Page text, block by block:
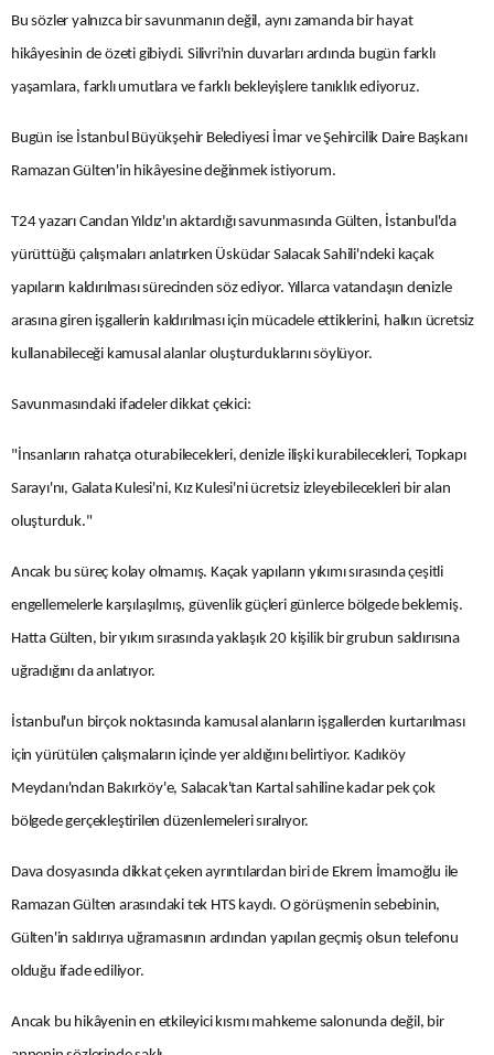
Bu sözler yalnızca bir savunmanın değil, aynı zamanda bir hayat
hikâyesinin de özeti gibiydi. Silivri'nin duvarları ardında bugün farklı
yaşamlara, farklı umutlara ve farklı bekleyişlere tanıklık ediyoruz.
Bugün ise İstanbul Büyükşehir Belediyesi İmar ve Şehircilik Daire Başkanı
Ramazan Gülten'in hikâyesine değinmek istiyorum.
T24 yazarı Candan Yıldız'ın aktardığı savunmasında Gülten, İstanbul'da
yürüttüğü çalışmaları anlatırken Üsküdar Salacak Sahili'ndeki kaçak
yapıların kaldırılması sürecinden söz ediyor. Yıllarca vatandaşın denizle
arasına giren işgallerin kaldırılması için mücadele ettiklerini, halkın ücretsiz
kullanabileceği kamusal alanlar oluşturduklarını söylüyor.
Savunmasındaki ifadeler dikkat çekici:
"İnsanların rahatça oturabilecekleri, denizle ilişki kurabilecekleri, Topkapı
Sarayı'nı, Galata Kulesi'ni, Kız Kulesi'ni ücretsiz izleyebilecekleri bir alan
oluşturduk."
Ancak bu süreç kolay olmamış. Kaçak yapıların yıkımı sırasında çeşitli
engellemelerle karşılaşılmış, güvenlik güçleri günlerce bölgede beklemiş.
Hatta Gülten, bir yıkım sırasında yaklaşık 20 kişilik bir grubun saldırısına
uğradığını da anlatıyor.
İstanbul'un birçok noktasında kamusal alanların işgallerden kurtarılması
için yürütülen çalışmaların içinde yer aldığını belirtiyor. Kadıköy
Meydanı'ndan Bakırköy'e, Salacak'tan Kartal sahiline kadar pek çok
bölgede gerçekleştirilen düzenlemeleri sıralıyor.
Dava dosyasında dikkat çeken ayrıntılardan biri de Ekrem İmamoğlu ile
Ramazan Gülten arasındaki tek HTS kaydı. O görüşmenin sebebinin,
Gülten'in saldırıya uğramasının ardından yapılan geçmiş olsun telefonu
olduğu ifade ediliyor.
Ancak bu hikâyenin en etkileyici kısmı mahkeme salonunda değil, bir